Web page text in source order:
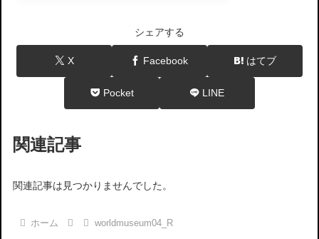
シェアする
X Facebook はてブ
Pocket LINE
関連記事
関連記事は見つかりませんでした。
ホーム worldmuseum04_R